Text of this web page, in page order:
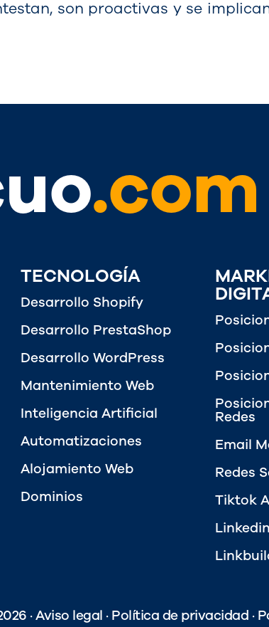
son proactivas y se
.com
TECNOLOGÍA
Desarrollo Shopify
Desarrollo PrestaShop
Desarrollo WordPress
Mantenimiento Web
Inteligencia Artificial
Automatizaciones
Alojamiento Web
Dominios
Redes
Email
Redes
Tiktok
·Aviso legal ·Política de privacidad ·